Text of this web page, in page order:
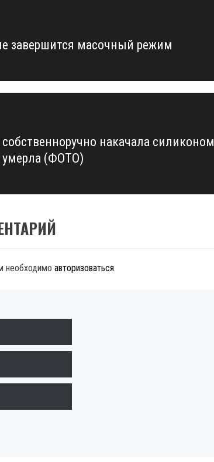
завершится масочный режим
накачала силиконом
умерла (ФОТО)
необходимо авторизоваться.